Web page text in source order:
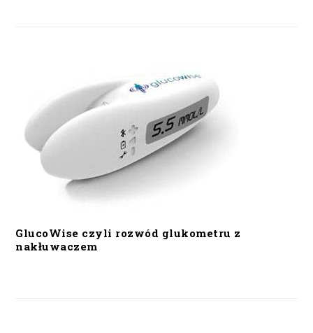
GlucoWise czyli rozwód glukometru z
nakłuwaczem